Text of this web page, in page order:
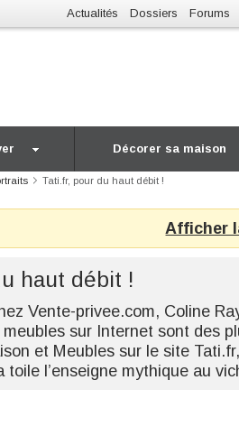
Actualités Dossiers Forums
Décorer sa maison
Tati.fr, pour du haut débit !
Afficher
haut débit !
Vente-privee.com, Coline
sur Internet sont des
et Meubles sur le site
toile l’enseigne mythique au